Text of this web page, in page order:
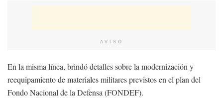
AVISO
En la misma línea, brindó detalles sobre la modernización y
reequipamiento de materiales militares previstos en el plan del
Fondo Nacional de la Defensa (FONDEF).